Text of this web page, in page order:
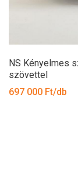
NS Kényelmes
szövettel
697 000 Ft/db